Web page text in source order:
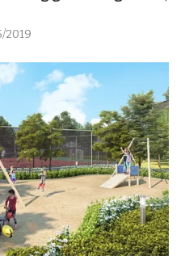
2019